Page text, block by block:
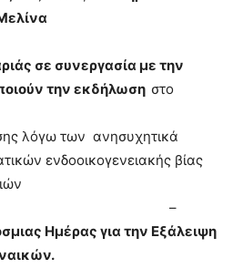
σε συνεργασία με την
την εκδήλωση στο
λόγω των ανησυχητικά
ενδοοικογενειακής βίας
–
Ημέρας για την Εξάλειψη